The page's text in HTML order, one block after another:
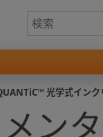
光学式インク
ン